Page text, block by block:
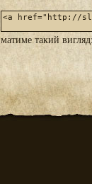
матиме такий вигляд: